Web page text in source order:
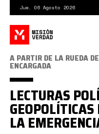
contenido
principal
Jue. 06 Agosto 2026
A PARTIR DE LA RUEDA
ENCARGADA
LECTURAS
LA